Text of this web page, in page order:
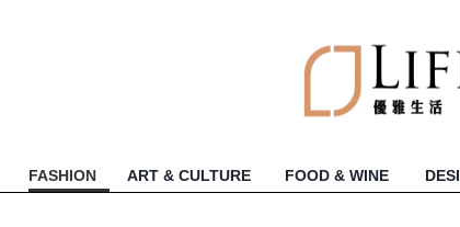
FASHION ART & CULTURE FOOD & WINE